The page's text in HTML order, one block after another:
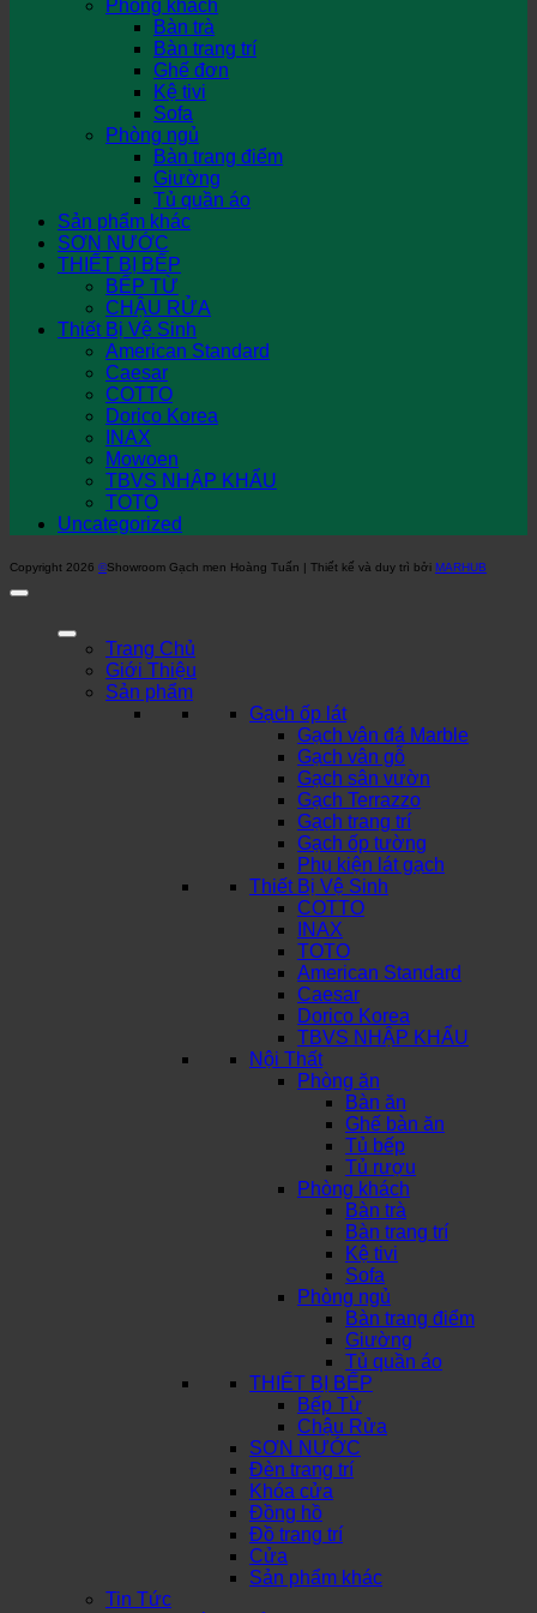
Phòng khách
Bàn trà
Bàn trang trí
Ghế đơn
Kệ tivi
Sofa
Phòng ngủ
Bàn trang điểm
Giường
Tủ quần áo
Sản phẩm khác
SƠN NƯỚC
THIẾT BỊ BẾP
BẾP TỪ
CHẬU RỬA
Thiết Bị Vệ Sinh
American Standard
Caesar
COTTO
Dorico Korea
INAX
Mowoen
TBVS NHẬP KHẨU
TOTO
Uncategorized
Copyright 2026 ©Showroom Gạch men Hoàng Tuấn | Thiết kế và duy trì bởi MARHUB
Trang Chủ
Giới Thiệu
Sản phẩm
Gạch ốp lát
Gạch vân đá Marble
Gạch vân gỗ
Gạch sân vườn
Gạch Terrazzo
Gạch trang trí
Gạch ốp tường
Phụ kiện lát gạch
Thiết Bị Vệ Sinh
COTTO
INAX
TOTO
American Standard
Caesar
Dorico Korea
TBVS NHẬP KHẨU
Nội Thất
Phòng ăn
Bàn ăn
Ghế bàn ăn
Tủ bếp
Tủ rượu
Phòng khách
Bàn trà
Bàn trang trí
Kệ tivi
Sofa
Phòng ngủ
Bàn trang điểm
Giường
Tủ quần áo
THIẾT BỊ BẾP
Bếp Từ
Chậu Rửa
SƠN NƯỚC
Đèn trang trí
Khóa cửa
Đồng hồ
Đồ trang trí
Cửa
Sản phẩm khác
Tin Tức